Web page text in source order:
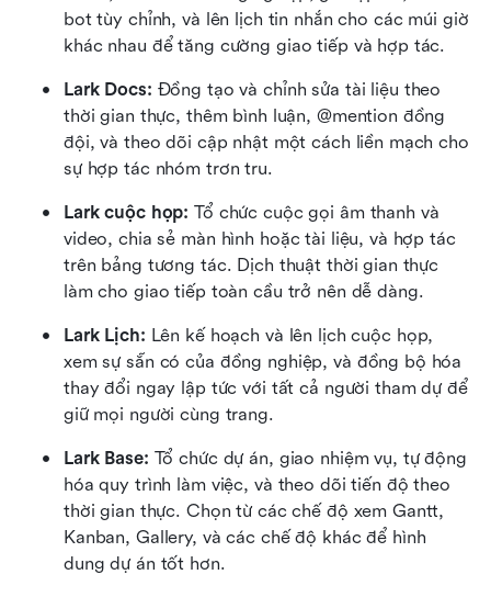
bot tùy chỉnh, và lên lịch tin nhắn cho các múi giờ
khác nhau để tăng cường giao tiếp và hợp tác.
Lark Docs: Đồng tạo và chỉnh sửa tài liệu theo
thời gian thực, thêm bình luận, @mention đồng
đội, và theo dõi cập nhật một cách liền mạch cho
sự hợp tác nhóm trơn tru.
Lark cuộc họp: Tổ chức cuộc gọi âm thanh và
video, chia sẻ màn hình hoặc tài liệu, và hợp tác
trên bảng tương tác. Dịch thuật thời gian thực
làm cho giao tiếp toàn cầu trở nên dễ dàng.
Lark Lịch: Lên kế hoạch và lên lịch cuộc họp,
xem sự sẵn có của đồng nghiệp, và đồng bộ hóa
thay đổi ngay lập tức với tất cả người tham dự để
giữ mọi người cùng trang.
Lark Base: Tổ chức dự án, giao nhiệm vụ, tự động
hóa quy trình làm việc, và theo dõi tiến độ theo
thời gian thực. Chọn từ các chế độ xem Gantt,
Kanban, Gallery, và các chế độ khác để hình
dung dự án tốt hơn.